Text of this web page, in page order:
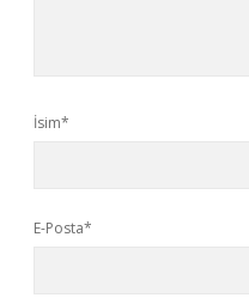
İsim*
E-Posta*